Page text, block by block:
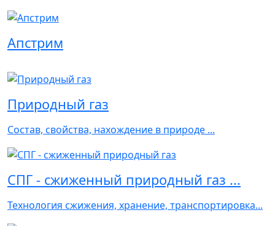
Апстрим
Природный газ
Состав, свойства, нахождение в природе ...
СПГ - сжиженный природный газ ...
Технология сжижения, хранение, транспортировка...